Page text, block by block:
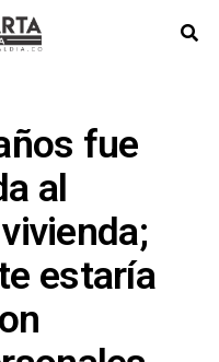
fue
al
estaría